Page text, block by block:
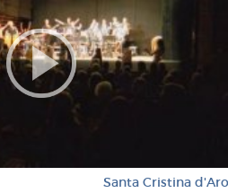
Santa Cristina d'Aro